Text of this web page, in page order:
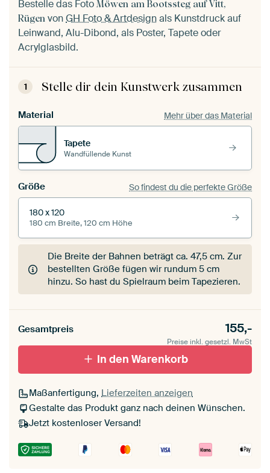
Bestelle das Foto Möwen am Bootssteg auf Vitt,
Rügen vonGH Foto & Artdesignals Kunstdruck auf
Leinwand, Alu-Dibond, als Poster, Tapete oder
Acrylglasbild.
1 Stelle dir dein Kunstwerk zusammen
Material Mehr über das Material
Tapete
Wandfüllende Kunst
Größe So findest du die perfekte Größe
180 x 120
180 cm Breite, 120 cm Höhe
Die Breite der Bahnen beträgt ca.47,5 cm. Zur
bestellten Größe fügen wir rundum 5 cm
hinzu. So hast du Spielraum beim Tapezieren.
Gesamtpreis 155,-
Preise inkl. gesetzl. MwSt
In den Warenkorb
Maßanfertigung, Lieferzeiten anzeigen
Gestalte das Produkt ganz nach deinen Wünschen.
Jetzt kostenloser Versand!